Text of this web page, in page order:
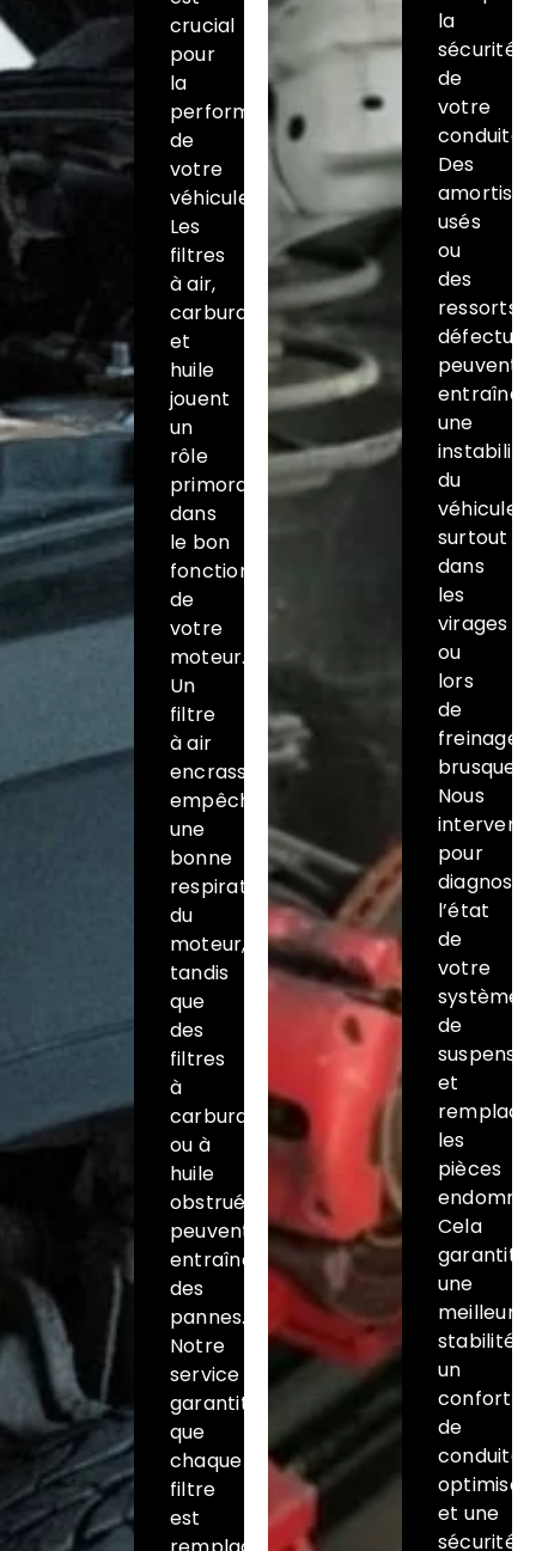
crucial
pour
la
performance
de
votre
véhicule.
Les
filtres
à air,
carburant
et
huile
jouent
un
rôle
primordial
dans
le bon
fonctionnement
de
votre
moteur.
Un
filtre
à air
encrassé
empêche
une
bonne
respiration
du
moteur,
tandis
que
des
filtres
à
carburant
ou à
huile
obstrués
peuvent
entraîner
des
pannes.
Notre
service
garantit
que
chaque
filtre
est
la
sécurité
de
votre
conduite.
Des
usés
ou
des
ressorts
peuvent
entraîner
une
instabilité
du
véhicule,
surtout
dans
les
virages
ou
lors
de
freinages
brusques.
Nous
pour
l’état
de
votre
système
de
et
les
pièces
Cela
garantit
une
meilleure
stabilité,
un
confort
de
conduite
optimisé
et une
sécurité